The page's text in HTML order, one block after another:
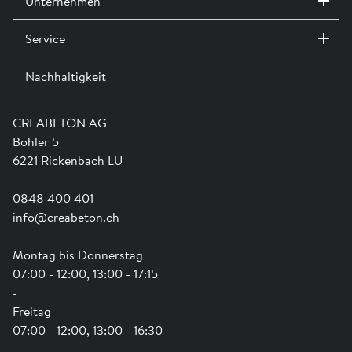
CREABETON AG
Bohler 5
6221 Rickenbach LU
0848 400 401
info@creabeton.ch
Montag bis Donnerstag
07:00 - 12:00, 13:00 - 17:15
-
Freitag
07:00 - 12:00, 13:00 - 16:30
Kontakt / Standorte
Ausstellungen
Team
Ausbildung
Service
Dienstleistungen
Shop Hilfe
Anwendungsunterstützung
Newsletter
Nachhaltigkeit
Engagement
Swissness
Schwammstadt